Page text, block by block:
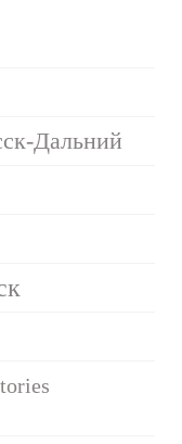
Дальний